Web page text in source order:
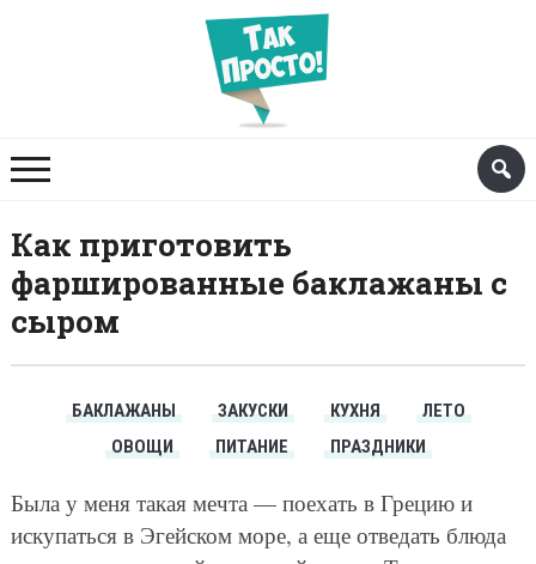
Как приготовить
фаршированные баклажаны с
сыром
БАКЛАЖАНЫ ЗАКУСКИ КУХНЯ
ЛЕТО
ОВОЩИ
ПИТАНИЕ ПРАЗДНИКИ
Была у меня такая мечта — поехать в Грецию и
искупаться в Эгейском море, а еще отведать блюда